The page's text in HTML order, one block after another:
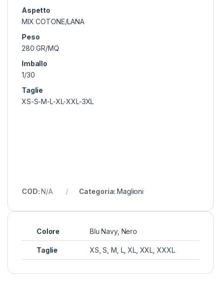
Aspetto
MIX COTONE/LANA
Peso
280 GR/MQ
Imballo
1/30
Taglie
XS-S-M-L-XL-XXL-3XL
COD:N/A Categoria:Maglioni
Colore Blu Navy, Nero
Taglie XS, S, M, L, XL, XXL, XXXL